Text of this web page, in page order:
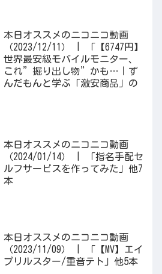
本日オススメのニコニコ動画
（2023/12/11） | 「【6747円】
世界最安級モバイルモニター、
これ”掘り出し物”かも…｜ず
んだもんと学ぶ「激安商品」の
本日オススメのニコニコ動画
（2024/01/14） | 「指名手配セ
ルフサービスを作ってみた」他7
本
本日オススメのニコニコ動画
（2023/11/09） | 「【MV】エイ
プリルスター/重音テト」他5本